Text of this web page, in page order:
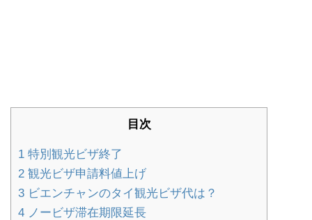
目次
1 特別観光ビザ終了
2 観光ビザ申請料値上げ
3 ビエンチャンのタイ観光ビザ代は？
4 ノービザ滞在期限延長